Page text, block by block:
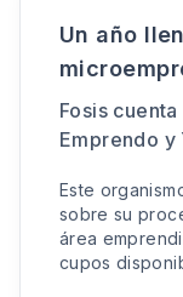
Un año
Fosis
Emprendo y
Este
sobre su
área
cupos